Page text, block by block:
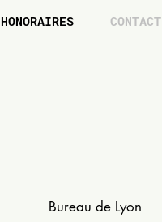
HONORAIRES CONTACT
Bureau de Lyon